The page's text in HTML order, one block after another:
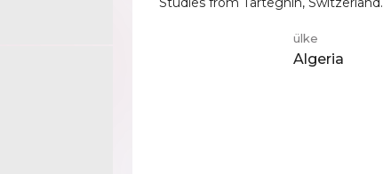
ülke
Algeria